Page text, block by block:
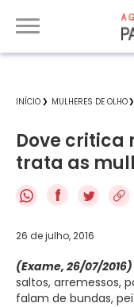
INÍCIO MULHERES DE OLHO
Dove critica
trata as
f
26 de julho, 2016
(Exame, 26/07/2016)
saltos, arremessos,
falam de bundas,